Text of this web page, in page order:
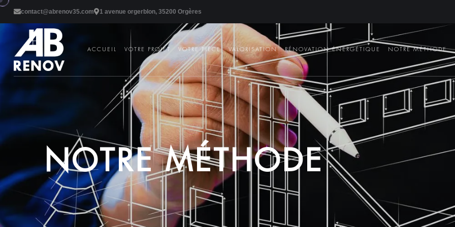
contact@abrenov35.com 1 avenue orgerblon, 35200 Orgères
ACCUEIL VOTRE PROJET VOTRE PIÈCE VALORISATION RÉNOVATION ÉNERGÉTIQUE NOTRE MÉTHODE
NOTRE MÉTHODE